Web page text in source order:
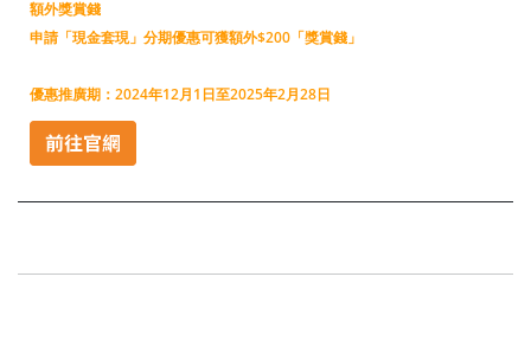
額外獎賞錢
申請「現金套現」分期優惠可獲額外$200「獎賞錢」
優惠推廣期：2024年12月1日至2025年2月28日